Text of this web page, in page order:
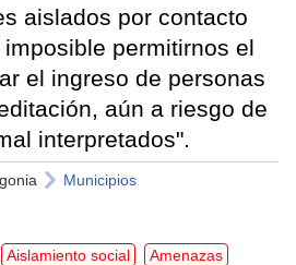
aislados por contacto
permitirnos el
el ingreso de personas
aún a riesgo de
interpretados".
Municipios
Aislamiento social
Amenazas